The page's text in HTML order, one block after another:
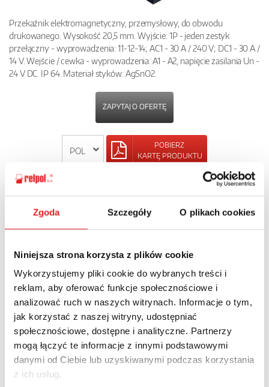
Zgoda Szczegóły O plikach cookies
Niniejsza strona korzysta z plików cookie
Wykorzystujemy pliki cookie do wybranych treści i
reklam, aby oferować funkcje społecznościowe i
analizować ruch w naszych witrynach. Informacje o tym,
jak korzystać z naszej witryny, udostępniać
społecznościowe, dostępne i analityczne. Partnerzy
mogą łączyć te informacje z innymi podstawowymi
danymi od Ciebie lub uzyskiwanymi podczas korzystania
z ich usług.
Przekaźnik elektromagnetyczny, przemysłowy, do obwodu
drukowanego. Wysokość 20,5 mm. Wyjście: 1P - jeden zestyk
przełączny - wyprowadzenia: 11-12-14; AC1 - 30 A / 240 V; DC1 - 30 A /
14 V. Wejście / cewka - wyprowadzenia: A1 - A2, napięcie zasilania Un -
24 V DC. IP 64. Materiał styków: AgSnO2.
ZAPYTAJ O OFERTĘ
POBIERZ
KARTĘ PRODUKTU
Zapytaj o szczegóły oferty
Imię i nazwisko: *
Adres e-mail: *